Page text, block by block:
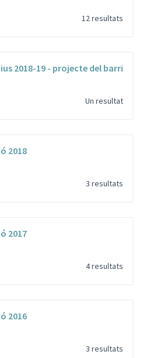
12 resultats
2018-19 - projecte del barri
Un resultat
2018
3 resultats
2017
4 resultats
2016
3 resultats